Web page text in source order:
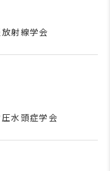
射線学会
水頭症学会